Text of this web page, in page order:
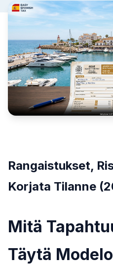
Rangaistukset,
Korjata Tilanne
Mitä
Täytä